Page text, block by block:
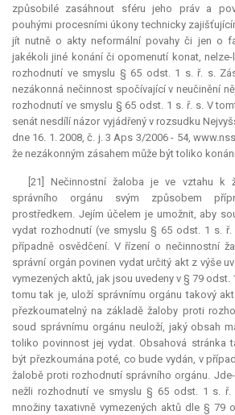
způsobilé zasáhnout sféru jeho práv a
pouhými procesními úkony technicky
jít nutně o akty neformální povahy či jen o
jakékoli jiné konání či opomenutí konat,
rozhodnutí ve smyslu § 65 odst. 1 s. ř. s.
nezákonná nečinnost spočívající v neučinění
rozhodnutí ve smyslu § 65 odst. 1 s. ř. s. V
senát nesdílí názor vyjádřený v rozsudku
dne 16. 1. 2008, č. j. 3 Aps 3/2006 - 54,
že nezákonným zásahem může být toliko
[21] Nečinnostní žaloba je ve vztahu k
správního orgánu svým způsobem
prostředkem. Jejím účelem je umožnit, aby
vydat rozhodnutí (ve smyslu § 65 odst. 1 s.
případně osvědčení. V řízení o nečinnostní
správní orgán povinen vydat určitý akt z výše
vymezených aktů, jak jsou uvedeny v § 79 odst.
tomu tak je, uloží správnímu orgánu takový
přezkoumatelný na základě žaloby proti
soud správnímu orgánu neuloží, jaký obsah
toliko povinnost jej vydat. Obsahová stránka
být přezkoumána poté, co bude vydán, v
žalobě proti rozhodnutí správního orgánu.
nežli rozhodnutí ve smyslu § 65 odst. 1 s.
množiny taxativně vymezených aktů dle § 79